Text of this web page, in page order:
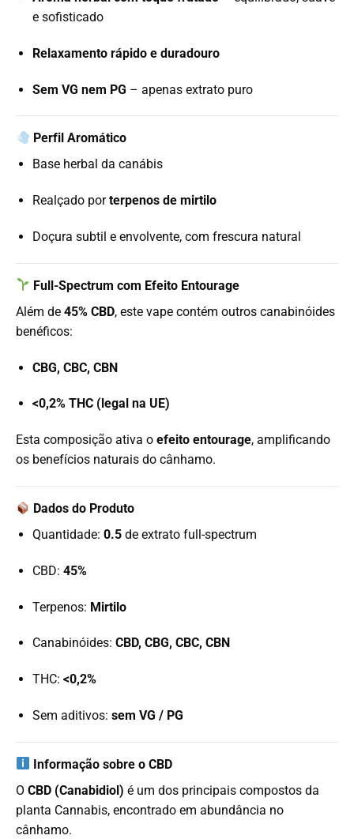
e sofisticado
Relaxamento rápido e duradouro
Sem VG nem PG – apenas extrato puro
Perfil Aromático
Base herbal da canábis
Realçado porterpenos de mirtilo
Doçura subtil e envolvente, com frescura natural
Full-Spectrum com Efeito Entourage
Além de 45% CBD, este vape contém outros canabinóides
benéficos:
CBG, CBC, CBN
<0,2% THC (legal na UE)
Esta composição ativa o efeito entourage, amplificando
os benefícios naturais do cânhamo.
Dados do Produto
Quantidade: 0.5de extrato full-spectrum
CBD: 45%
Terpenos: Mirtilo
Canabinóides: CBD, CBG, CBC, CBN
THC: <0,2%
Sem aditivos: sem VG / PG
Informação sobre o CBD
O CBD (Canabidiol) é um dos principais compostos da
planta Cannabis, encontrado em abundância no
cânhamo.